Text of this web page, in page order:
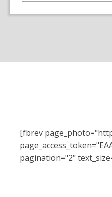
[fbrev
pagination="2"